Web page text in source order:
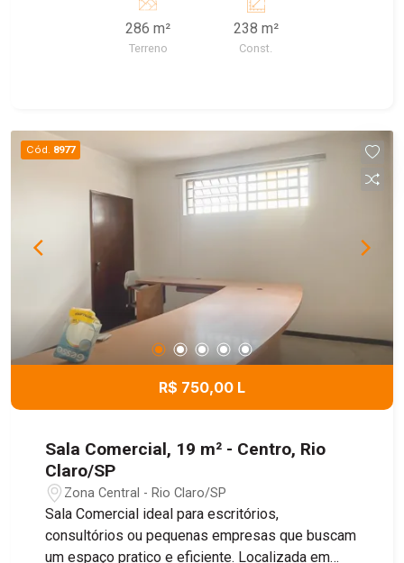
uma variedade de usos comerciais, além de
recepção e 2 banheiros. Ao lado, possui um
terreno disponível que pode ser utilizado como
286 m²
Terreno
238 m²
Const.
Cód. 8977
R$ 750,00 L
Sala Comercial, 19 m² - Centro, Rio
Claro/SP
Zona Central - Rio Claro/SP
Sala Comercial ideal para escritórios,
consultórios ou pequenas empresas que buscam
um espaço pratico e eficiente. Localizada em